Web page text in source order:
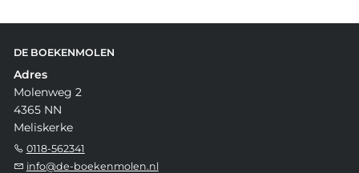
DE BOEKENMOLEN
Adres
Molenweg 2
4365 NN
Meliskerke
0118-562341
info@de-boekenmolen.nl